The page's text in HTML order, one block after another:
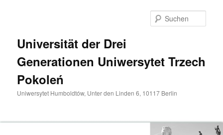
Universität der Drei
Generationen Uniwersytet Trzech
Pokoleń
Uniwersytet Humboldtów, Unter den Linden 6, 10117 Berlin